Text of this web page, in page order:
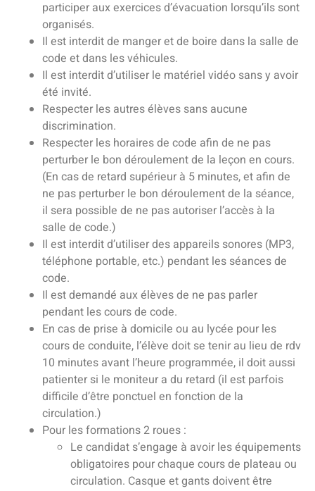
participer aux exercices d’évacuation lorsqu’ils sont
organisés.
Il est interdit de manger et de boire dans la salle de
code et dans les véhicules.
Il est interdit d’utiliser le matériel vidéo sans y avoir
été invité.
Respecter les autres élèves sans aucune
discrimination.
Respecter les horaires de code afin de ne pas
perturber le bon déroulement de la leçon en cours.
(En cas de retard supérieur à 5 minutes, et afin de
ne pas perturber le bon déroulement de la séance,
il sera possible de ne pas autoriser l’accès à la
salle de code.)
Il est interdit d’utiliser des appareils sonores (MP3,
téléphone portable, etc.) pendant les séances de
code.
Il est demandé aux élèves de ne pas parler
pendant les cours de code.
En cas de prise à domicile ou au lycée pour les
cours de conduite, l’élève doit se tenir au lieu de rdv
10 minutes avant l’heure programmée, il doit aussi
patienter si le moniteur a du retard (il est parfois
difficile d’être ponctuel en fonction de la
circulation.)
Pour les formations 2 roues :
Le candidat s’engage à avoir les équipements
obligatoires pour chaque cours de plateau ou
circulation. Casque et gants doivent être